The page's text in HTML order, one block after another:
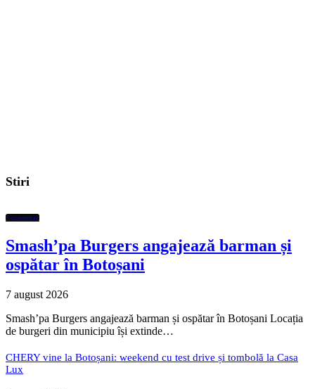
Stiri
Economic
Smash’pa Burgers angajează barman și
ospătar în Botoșani
7 august 2026
Smash’pa Burgers angajează barman și ospătar în Botoșani Locația
de burgeri din municipiu își extinde…
CHERY vine la Botoșani: weekend cu test drive și tombolă la Casa
Lux